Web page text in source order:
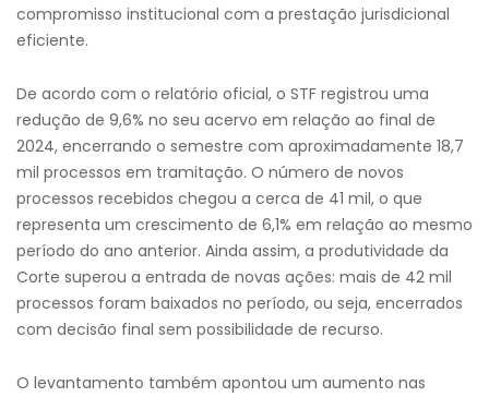
compromisso institucional com a prestação jurisdicional
eficiente.
De acordo com o relatório oficial, o STF registrou uma
redução de 9,6% no seu acervo em relação ao final de
2024, encerrando o semestre com aproximadamente 18,7
mil processos em tramitação. O número de novos
processos recebidos chegou a cerca de 41 mil, o que
representa um crescimento de 6,1% em relação ao mesmo
período do ano anterior. Ainda assim, a produtividade da
Corte superou a entrada de novas ações: mais de 42 mil
processos foram baixados no período, ou seja, encerrados
com decisão final sem possibilidade de recurso.
O levantamento também apontou um aumento nas